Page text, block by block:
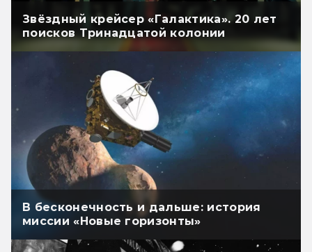
Звёздный крейсер «Галактика». 20 лет
поисков Тринадцатой колонии
В бесконечность и дальше: история
миссии «Новые горизонты»